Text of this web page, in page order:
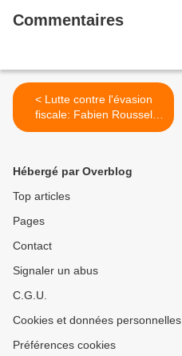
Commentaires
< Lutte contre l'évasion
fiscale: Fabien Roussel
(député PCF): J'ai cherché
(L'Humanité, 8 mars 2018)
Hébergé par Overblog
Top articles
Pages
Contact
Signaler un abus
C.G.U.
Cookies et données personnelles
Préférences cookies